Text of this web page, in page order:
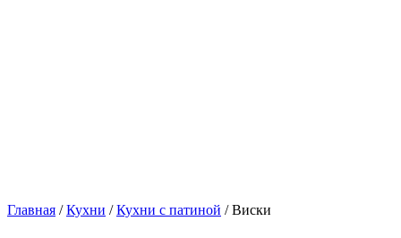
Главная /Кухни /Кухни с патиной / Виски